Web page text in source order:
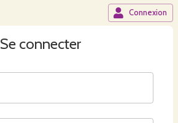
Connexion
Se connecter